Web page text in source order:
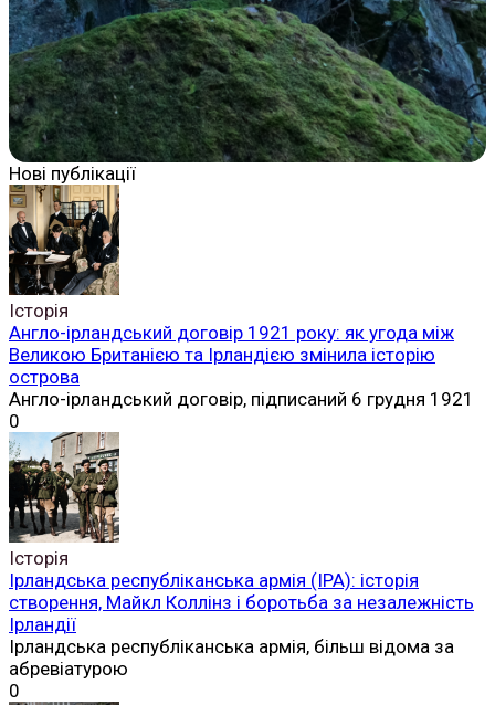
Нові публікації
Історія
Англо-ірландський договір 1921 року: як угода між
Великою Британією та Ірландією змінила історію
острова
Англо-ірландський договір, підписаний 6 грудня 1921
0
Історія
Ірландська республіканська армія (ІРА): історія
створення, Майкл Коллінз і боротьба за незалежність
Ірландії
Ірландська республіканська армія, більш відома за
абревіатурою
0